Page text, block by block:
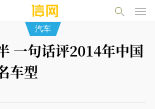
汽车
一句话评2014年中国
车型